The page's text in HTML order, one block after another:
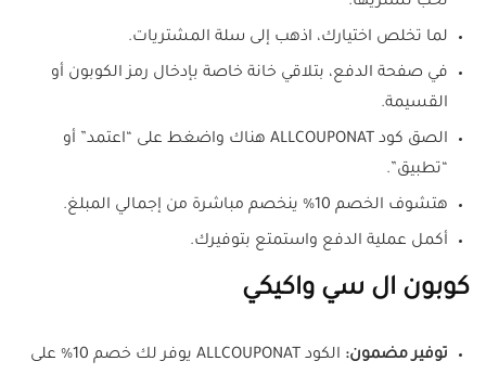
لما تخلص اختيارك، اذهب إلى سلة المشتريات.
في صفحة الدفع، بتلاقي خانة خاصة بإدخال رمز الكوبون أو
القسيمة.
الصق كود ALLCOUPONAT هناك واضغط على “اعتمد” أو
“تطبيق”.
هتشوف الخصم 10% ينخصم مباشرة من إجمالي المبلغ.
أكمل عملية الدفع واستمتع بتوفيرك.
كوبون ال سي واكيكي
توفير مضمون: الكود ALLCOUPONAT يوفر لك خصم 10% على